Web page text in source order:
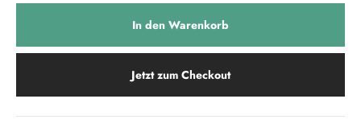
In den Warenkorb
Jetzt zum Checkout